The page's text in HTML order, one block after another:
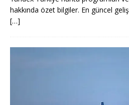
hakkında özet bilgiler. En güncel
[…]